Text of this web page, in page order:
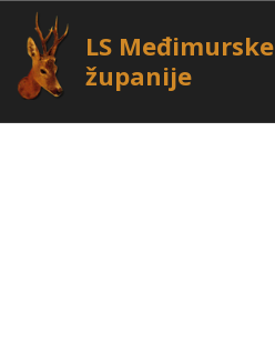
LS Međimurske
županije